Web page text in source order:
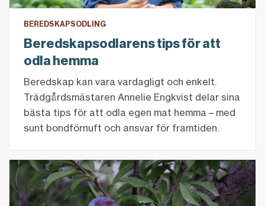
BEREDSKAPSODLING
Beredskapsodlarens tips för att
odla hemma
Beredskap kan vara vardagligt och enkelt.
Trädgårdsmästaren Annelie Engkvist delar sina
bästa tips för att odla egen mat hemma – med
sunt bondförnuft och ansvar för framtiden.
5 goda tips på hur du tar hand om dina plommon